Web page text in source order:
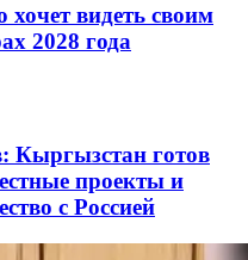
хочет видеть своим
2028 года
Кыргызстан готов
проекты и
с Россией